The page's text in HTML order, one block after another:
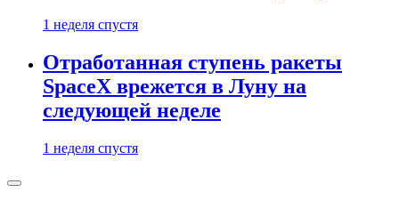
1 неделя спустя
Отработанная ступень ракеты
SpaceX врежется в Луну на
следующей неделе
1 неделя спустя